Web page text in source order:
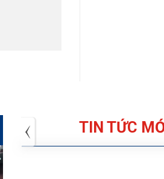
TIN TỨC
Tuyển dụng: Nhân viên KẾ TOÁN